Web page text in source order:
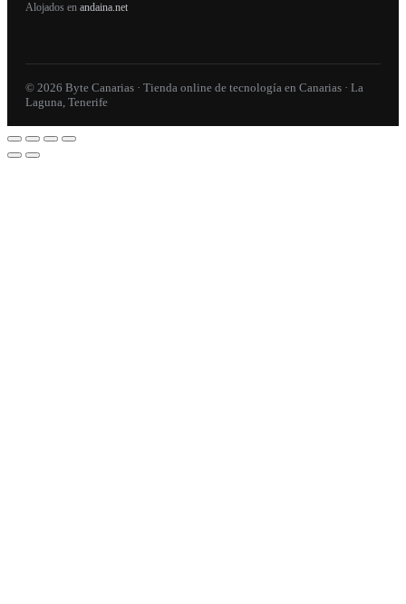
Alojados en andaina.net
© 2026 Byte Canarias · Tienda online de tecnología en Canarias · La
Laguna, Tenerife